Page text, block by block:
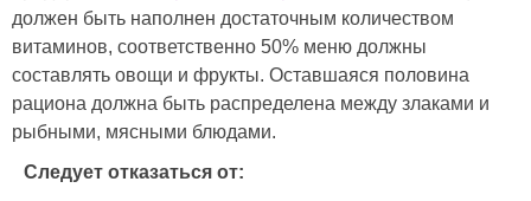
должен быть наполнен достаточным количеством
витаминов, соответственно 50% меню должны
составлять овощи и фрукты. Оставшаяся половина
рациона должна быть распределена между злаками и
рыбными, мясными блюдами.
Следует отказаться от: